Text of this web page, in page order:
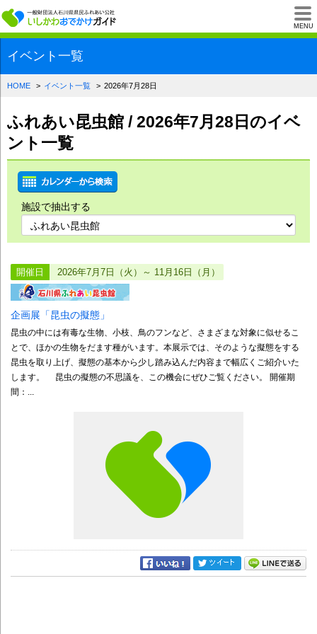
MENU
一般財団法人石川
イベント一覧
HOME イベント一覧 2026年7月28日
ふれあい昆虫館 / 2026年7月28日のイベ
ント一覧
施設で抽出する
開催日 2026年7月7日（火）～ 11月16日（月）
企画展「昆虫の擬態」
昆虫の中には有毒な生物、小枝、鳥のフンなど、さまざまな対象に似せるこ
とで、ほかの生物をだます種がいます。本展示では、そのような擬態をする
昆虫を取り上げ、擬態の基本から少し踏み込んだ内容まで幅広くご紹介いた
します。 昆虫の擬態の不思議を、この機会にぜひご覧ください。 開催期
間：...